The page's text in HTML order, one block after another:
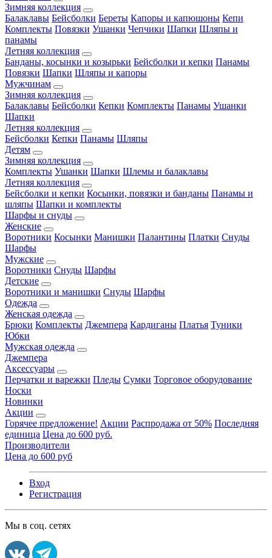
Зимняя коллекция
Балаклавы Бейсболки Береты Капоры и капюшоны Кепи
Комплекты Повязки Ушанки Чепчики Шапки Шляпы и
панамы
Летняя коллекция
Банданы, косынки и козырьки Бейсболки и кепки Панамы
Повязки Шапки Шляпы и капоры
Мужчинам
Зимняя коллекция
Балаклавы Бейсболки Кепки Комплекты Панамы Ушанки
Шапки
Летняя коллекция
Бейсболки Кепки Панамы Шляпы
Детям
Зимняя коллекция
Комплекты Ушанки Шапки Шлемы и балаклавы
Летняя коллекция
Бейсболки и кепки Косынки, повязки и банданы Панамы и
шляпы Шапки и комплекты
Шарфы и снуды
Женские
Воротники Косынки Манишки Палантины Платки Снуды
Шарфы
Мужские
Воротники Снуды Шарфы
Детские
Воротники и манишки Снуды Шарфы
Одежда
Женская одежда
Брюки Комплекты Джемпера Кардиганы Платья Туники
Юбки
Мужская одежда
Джемпера
Аксессуары
Перчатки и варежки Пледы Сумки Торговое оборудование
Носки
Новинки
Акции
Горячее предложение! Акции Распродажа от 50% Последняя
единица Цена до 600 руб.
Производители
Цена до 600 руб
Вход
Регистрация
Мы в соц. сетях